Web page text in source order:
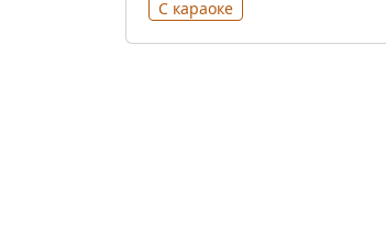
С караоке